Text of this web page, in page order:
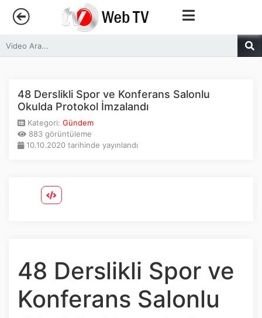
Anasayfa
Canlı Yayın
Kategoriler
İnstagram
Twitter
48 Derslikli Spor ve Konferans Salonlu
Okulda Protokol İmzalandı
Kategori: Gündem
883 görüntüleme
10.10.2020 tarihinde yayınlandı
48 Derslikli Spor ve
Konferans Salonlu